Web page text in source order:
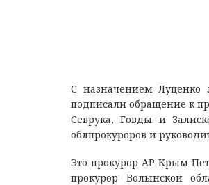
С назначением Луценко
подписали обращение к
Севрука, Говды и
облпрокуроров и
Это прокурор АР Крым
прокурор Волынской